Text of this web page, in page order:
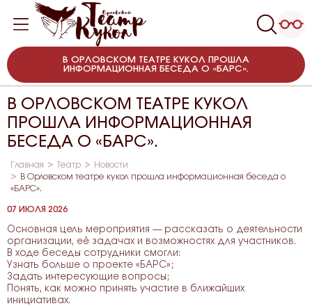
В ОРЛОВСКОМ ТЕАТРЕ КУКОЛ ПРОШЛА
ИНФОРМАЦИОННАЯ БЕСЕДА О «БАРС».
В ОРЛОВСКОМ ТЕАТРЕ КУКОЛ
ПРОШЛА ИНФОРМАЦИОННАЯ
БЕСЕДА О «БАРС».
Главная Театр
Новости
В Орловском театре кукол прошла информационная беседа о
«БАРС».
07 ИЮЛЯ 2026
Основная цель мероприятия — рассказать о деятельности
организации, её задачах и возможностях для участников.
В ходе беседы сотрудники смогли:
Узнать больше о проекте «БАРС»;
Задать интересующие вопросы;
Понять, как можно принять участие в ближайших
инициативах.